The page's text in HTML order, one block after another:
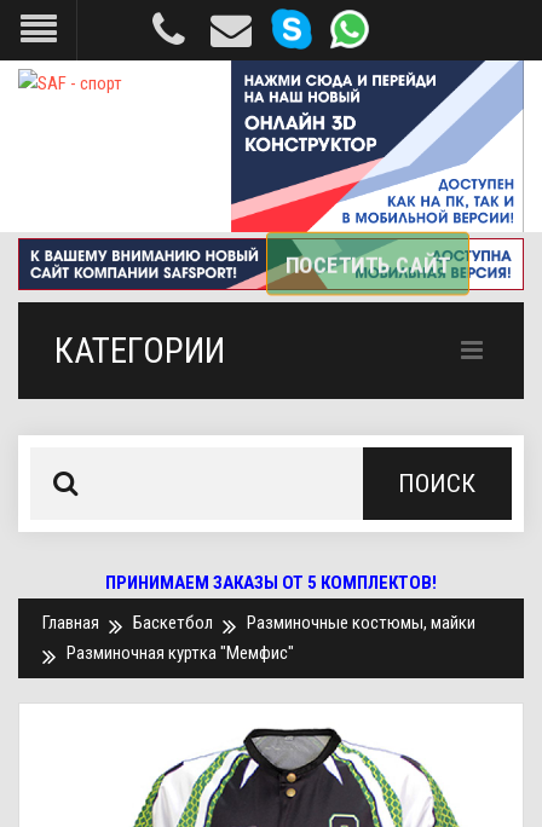
КАТЕГОРИИ
ПОИСК
ПРИНИМАЕМ ЗАКАЗЫ ОТ 5 КОМПЛЕКТОВ!
Главная
Баскетбол
Разминочные костюмы, майки
Разминочная куртка "Мемфис"